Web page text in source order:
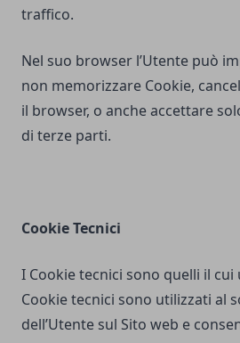
traffico.
Nel suo browser l’Utente può
non memorizzare Cookie,
il browser, o anche accettare
di terze parti.
Cookie Tecnici
I Cookie tecnici sono quelli il
Cookie tecnici sono utilizzati al
dell’Utente sul Sito web e